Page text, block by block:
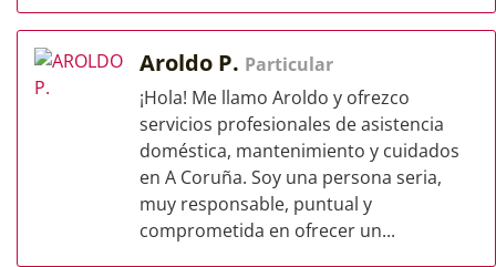
Aroldo P. Particular
¡Hola! Me llamo Aroldo y ofrezco
servicios profesionales de asistencia
doméstica, mantenimiento y cuidados
en A Coruña. Soy una persona seria,
muy responsable, puntual y
comprometida en ofrecer un...